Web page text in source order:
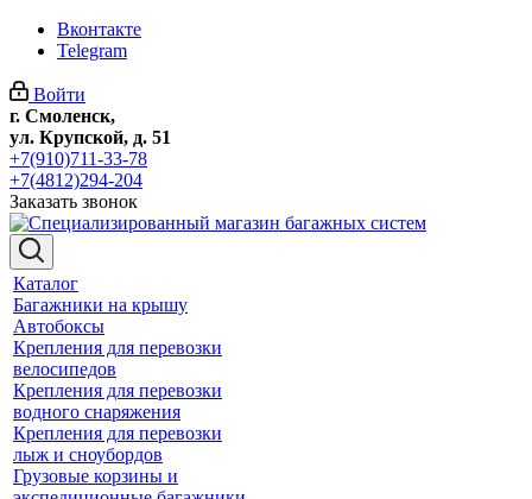
Вконтакте
Telegram
Войти
г. Смоленск,
ул. Крупской, д. 51
+7(910)711-33-78
+7(4812)294-204
Заказать звонок
Каталог
Багажники на крышу
Автобоксы
Крепления для перевозки
велосипедов
Крепления для перевозки
водного снаряжения
Крепления для перевозки
лыж и сноубордов
Грузовые корзины и